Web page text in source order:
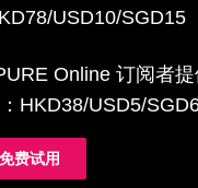
USD10/SGD15
Online 订阅者提
HKD38/USD5/
费试用